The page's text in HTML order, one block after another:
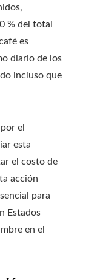
% del total
es
diario de los
incluso que
el
esta
el costo de
acción
para
Estados
en el